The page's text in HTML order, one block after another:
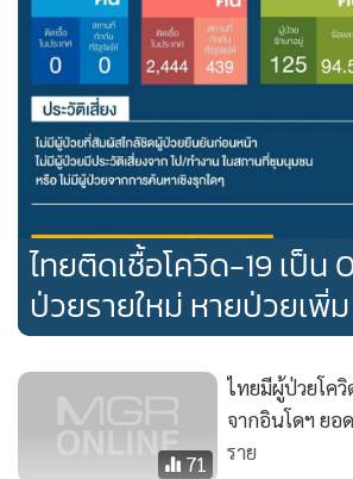
ไทยติดเชื้อโควิด-19 เป็น
ป่วยรายใหม่ หายป่วยเพิ่
71
ไทยมีผู้ป่วยโค
จากอินโดฯ ยอ
ราย